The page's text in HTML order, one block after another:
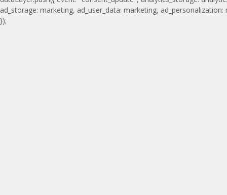
ad_storage: marketing, ad_user_data: marketing, ad_personalization:
});